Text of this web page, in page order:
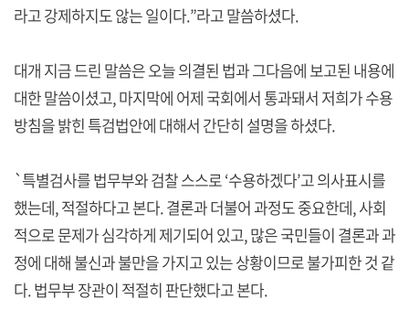
라고 강제하지도 않는 일이다.”라고 말씀하셨다.
대개 지금 드린 말씀은 오늘 의결된 법과 그다음에 보고된 내용에
대한 말씀이셨고, 마지막에 어제 국회에서 통과돼서 저희가 수용
방침을 밝힌 특검법안에 대해서 간단히 설명을 하셨다.
`특별검사를 법무부와 검찰 스스로 ‘수용하겠다’고 의사표시를
했는데, 적절하다고 본다. 결론과 더불어 과정도 중요한데, 사회
적으로 문제가 심각하게 제기되어 있고, 많은 국민들이 결론과 과
정에 대해 불신과 불만을 가지고 있는 상황이므로 불가피한 것 같
다. 법무부 장관이 적절히 판단했다고 본다.